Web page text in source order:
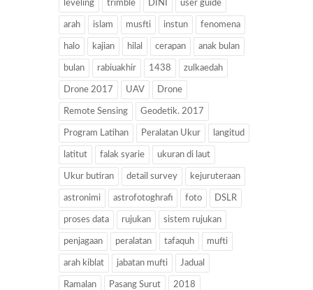
leveling trimble DINI user guide
arah islam musfti instun fenomena
halo kajian hilal cerapan anak bulan
bulan rabiuakhir 1438 zulkaedah
Drone 2017 UAV Drone
Remote Sensing Geodetik. 2017
Program Latihan Peralatan Ukur langitud
latitut falak syarie ukuran di laut
Ukur butiran detail survey kejuruteraan
astronimi astrofotoghrafi foto DSLR
proses data rujukan sistem rujukan
penjagaan peralatan tafaquh mufti
arah kiblat jabatan mufti Jadual
Ramalan Pasang Surut 2018